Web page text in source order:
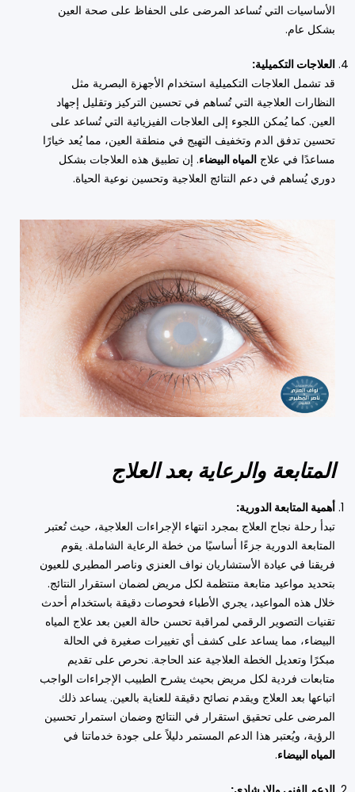
الأساسيات التي تُساعد المرضى على الحفاظ على صحة العين
بشكل عام.
العلاجات التكميلية:
قد تشمل العلاجات التكميلية استخدام الأجهزة البصرية مثل
النظارات العلاجية التي تُساهم في تحسين التركيز وتقليل إجهاد
العين. كما يُمكن اللجوء إلى العلاجات الفيزيائية التي تُساعد على
تحسين تدفق الدم وتخفيف التهيج في منطقة العين، مما يُعد خيارًا
مساعدًا في علاج المياه البيضاء. إن تطبيق هذه العلاجات بشكل
دوري يُساهم في دعم النتائج العلاجية وتحسين نوعية الحياة.
المتابعة والرعاية بعد العلاج
أهمية المتابعة الدورية:
تبدأ رحلة نجاح العلاج بمجرد انتهاء الإجراءات العلاجية، حيث تُعتبر
المتابعة الدورية جزءًا أساسيًا من خطة الرعاية الشاملة. يقوم
فريقنا في عيادة الأستشاريان نواف العنزي وناصر المطيري للعيون
بتحديد مواعيد متابعة منتظمة لكل مريض لضمان استقرار النتائج.
خلال هذه المواعيد، يجري الأطباء فحوصات دقيقة باستخدام أحدث
تقنيات التصوير الرقمي لمراقبة تحسن حالة العين بعد علاج المياه
البيضاء، مما يساعد على كشف أي تغييرات صغيرة في الحالة
مبكرًا وتعديل الخطة العلاجية عند الحاجة. نحرص على تقديم
متابعات فردية لكل مريض بحيث يشرح الطبيب الإجراءات الواجب
اتباعها بعد العلاج ويقدم نصائح دقيقة للعناية بالعين. يساعد ذلك
المرضى على تحقيق استقرار في النتائج وضمان استمرار تحسين
الرؤية، ويُعتبر هذا الدعم المستمر دليلاً على جودة خدماتنا في
المياه البيضاء.